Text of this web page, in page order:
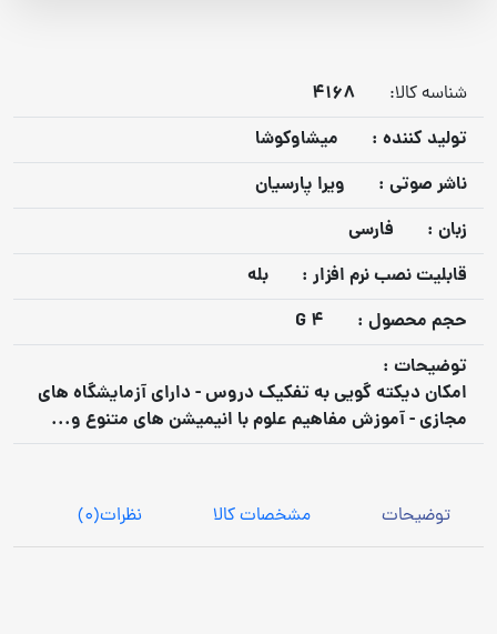
شناسه کالا:
4168
توليد كننده :
میشاوکوشا
ناشر صوتي :
ویرا پارسیان
زبان :
فارسی
قابليت نصب نرم افزار :
بله
حجم محصول :
4 G
توضيحات :
امکان دیکته گویی به تفکیک دروس - دارای آزمایشگاه های
مجازی - آموزش مفاهیم علوم با انیمیشن های متنوع و...
توضیحات مشخصات کالا نظرات(0)